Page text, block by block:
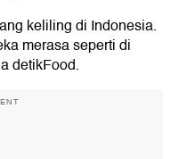
keliling di Indonesia.
merasa seperti di
detikFood.